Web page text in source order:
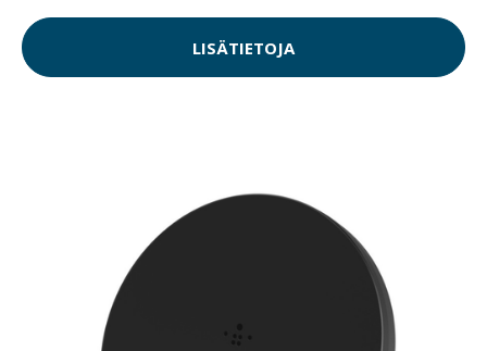
LISÄTIETOJA